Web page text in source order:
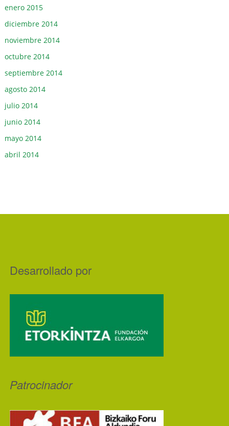
enero 2015
diciembre 2014
noviembre 2014
octubre 2014
septiembre 2014
agosto 2014
julio 2014
junio 2014
mayo 2014
abril 2014
Desarrollado por
Patrocinador